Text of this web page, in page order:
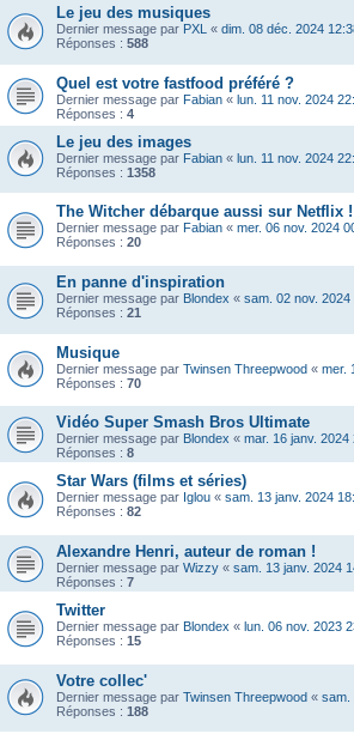
Le jeu des musiques
Dernier message par PXL « dim. 08 déc. 2024
Réponses : 588
Quel est votre fastfood préféré ?
Dernier message par Fabian « lun. 11 nov. 2024
Réponses : 4
Le jeu des images
Dernier message par Fabian « lun. 11 nov. 2024
Réponses : 1358
The Witcher débarque aussi sur Netflix !
Dernier message par Fabian « mer. 06 nov. 2024
Réponses : 20
En panne d'inspiration
Dernier message par Blondex « sam. 02 nov. 2024
Réponses : 21
Musique
Dernier message par Twinsen Threepwood « mer.
Réponses : 70
Vidéo Super Smash Bros Ultimate
Dernier message par Blondex « mar. 16 janv. 2024
Réponses : 8
Star Wars (films et séries)
Dernier message par Iglou « sam. 13 janv. 2024
Réponses : 82
Alexandre Henri, auteur de roman !
Dernier message par Wizzy « sam. 13 janv. 2024
Réponses : 7
Twitter
Dernier message par Blondex « lun. 06 nov. 2023
Réponses : 15
Votre collec'
Dernier message par Twinsen Threepwood « sam.
Réponses : 188